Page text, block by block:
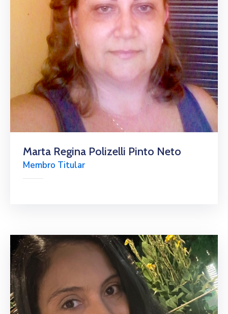
Marta Regina Polizelli Pinto Neto
Membro Titular